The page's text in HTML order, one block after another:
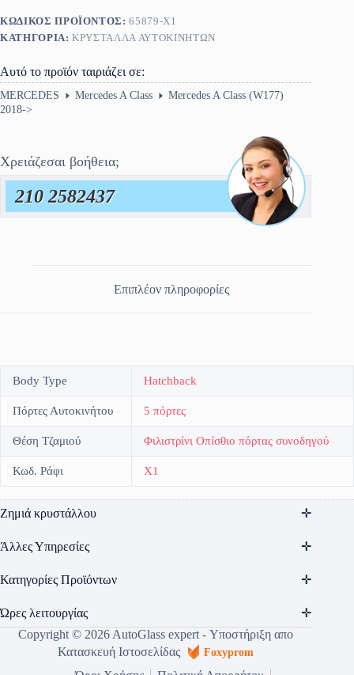
ΚΩΔΙΚΌΣ ΠΡΟΪΌΝΤΟΣ:65879-X1
ΚΑΤΗΓΟΡΊΑ:ΚΡΎΣΤΑΛΛΑ ΑΥΤΟΚΙΝΉΤΩΝ
Αυτό το προϊόν ταιριάζει σε:
MERCEDES Mercedes A Class
Mercedes A Class (W177)
2018->
Χρειάζεσαι βοήθεια;
210 2582437
Επιπλέον πληροφορίες
Body Type Hatchback
Πόρτες Αυτοκινήτου 5 πόρτες
Θέση Τζαμιού Φιλιστρίνι Οπίσθιο πόρτας συνοδηγού
Κωδ. Ράφι X1
Ζημιά κρυστάλλου
Άλλες Υπηρεσίες
Κατηγορίες Προϊόντων
Ώρες λειτουργίας
Copyright © 2026 AutoGlass expert - Υποστήριξη απο
Κατασκευή Ιστοσελίδας
Foxyprom